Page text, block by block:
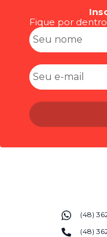
Fique por
(48)
(48)